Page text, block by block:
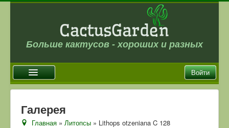
Больше кактусов - хороших и разных
Войти
Новости
Галерея
Главная »Литопсы » Lithops otzeniana C 128